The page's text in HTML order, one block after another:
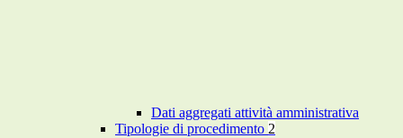
Dati aggregati attività amministrativa
Tipologie di procedimento 2